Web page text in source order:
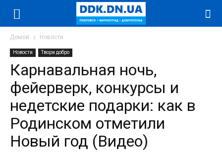
Домой Новости
Новости Твори добро
Карнавальная ночь,
фейерверк, конкурсы и
недетские подарки: как в
Родинском отметили
Новый год (Видео)